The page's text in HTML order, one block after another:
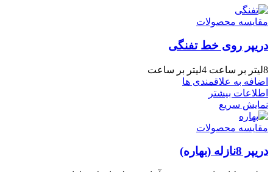
مقایسه محصولات
دریپر روی خط تفنگی
8لیتر بر ساعت 4لیتر بر ساعت
اضافه به علاقمندی ها
اطلاعات بیشتر
نمایش سریع
مقایسه محصولات
دریپر 8نازله (بهاره)